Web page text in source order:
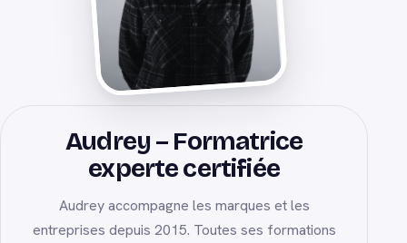
Audrey – Formatrice
experte certifiée
Audrey accompagne les marques et les
entreprises depuis 2015. Toutes ses formations